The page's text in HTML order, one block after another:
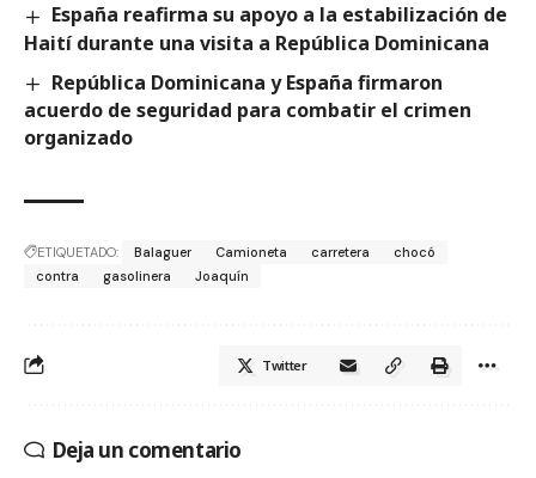
España reafirma su apoyo a la estabilización de
Haití durante una visita a República Dominicana
República Dominicana y España firmaron
acuerdo de seguridad para combatir el crimen
organizado
ETIQUETADO: Balaguer Camioneta carretera
chocó
contra
gasolinera Joaquín
Twitter
Deja un comentario